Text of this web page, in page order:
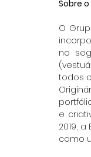
Sobre
O
no
todos
e
2019,
como